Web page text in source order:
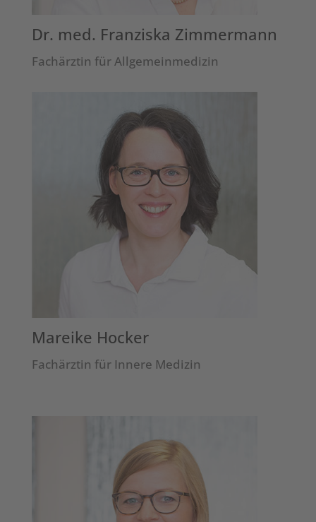
Dr. med. Franziska Zimmermann
Fachärztin für Allgemeinmedizin
Mareike Hocker
Fachärztin für Innere Medizin